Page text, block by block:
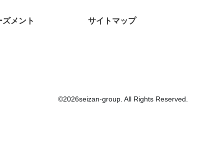
メント サイトマップ
©2026seizan-group. All Rights Reserved.